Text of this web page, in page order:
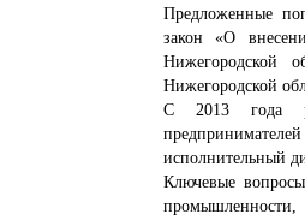
Предложенные
закон «О
Нижегородской
Нижегородской
С 2013 года
исполнительный
Ключевые